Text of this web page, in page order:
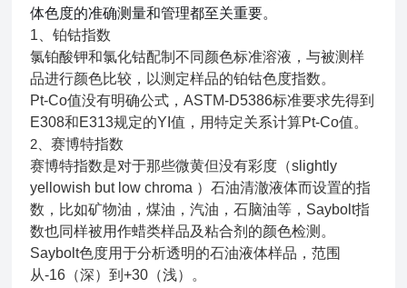
体色度的准确测量和管理都至关重要。
1、铂钴指数
氯铂酸钾和氯化钴配制不同颜色标准溶液，与被测样
品进行颜色比较，以测定样品的铂钴色度指数。
Pt-Co值没有明确公式，ASTM-D5386标准要求先得到
E308和E313规定的YI值，用特定关系计算Pt-Co值。
2、赛博特指数
赛博特指数是对于那些微黄但没有彩度（slightly
yellowish but low chroma ）石油清澈液体而设置的指
数，比如矿物油，煤油，汽油，石脑油等，Saybolt指
数也同样被用作蜡类样品及粘合剂的颜色检测。
Saybolt色度用于分析透明的石油液体样品，范围
从-16（深）到+30（浅）。